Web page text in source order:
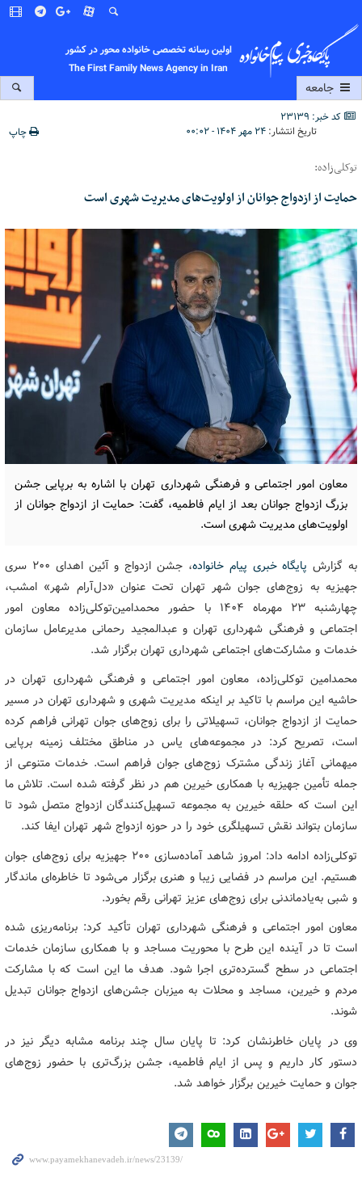
اولین رسانه تخصصی خانواده محور در کشور
The First Family News Agency in Iran
جامعه
کد خبر: 23139
تاریخ انتشار:۲۴ مهر ۱۴۰۴ - ۰۰:۰۲ چاپ
توکلی‌زاده:
حمایت از ازدواج جوانان از اولویت‌های مدیریت شهری است
معاون امور اجتماعی و فرهنگی شهرداری تهران با اشاره به برپایی جشن
بزرگ ازدواج جوانان بعد از ایام فاطمیه، گفت: حمایت از ازدواج جوانان از
اولویت‌های مدیریت شهری است.
به گزارش پایگاه خبری پیام خانواده
، جشن ازدواج و آئین اهدای ۲۰۰ سری
جهیزیه به زوج‌های جوان شهر تهران تحت عنوان «دل‌آرام شهر» امشب،
چهارشنبه ۲۳ مهرماه ۱۴۰۴ با حضور محمدامین‌توکلی‌زاده معاون امور
اجتماعی و فرهنگی شهرداری تهران و عبدالمجید رحمانی مدیرعامل سازمان
خدمات و مشارکت‌های اجتماعی شهرداری تهران برگزار شد.
محمدامین توکلی‌زاده، معاون امور اجتماعی و فرهنگی شهرداری تهران در
حاشیه این مراسم با تاکید بر اینکه مدیریت شهری و شهرداری تهران در مسیر
حمایت از ازدواج جوانان، تسهیلاتی را برای زوج‌های جوان تهرانی فراهم کرده
است، تصریح کرد: در مجموعه‌های یاس در مناطق مختلف زمینه برپایی
میهمانی آغاز زندگی مشترک زوج‌های جوان فراهم است. خدمات متنوعی از
جمله تأمین جهیزیه با همکاری خیرین هم در نظر گرفته شده است. تلاش ما
این است که حلقه خیرین به مجموعه تسهیل‌کنندگان ازدواج متصل شود تا
سازمان بتواند نقش تسهیلگری خود را در حوزه ازدواج شهر تهران ایفا کند.
توکلی‌زاده ادامه داد: امروز شاهد آماده‌سازی ۲۰۰ جهیزیه برای زوج‌های جوان
هستیم. این مراسم در فضایی زیبا و هنری برگزار می‌شود تا خاطره‌ای ماندگار
و شبی به‌یادماندنی برای زوج‌های عزیز تهرانی رقم بخورد.
معاون امور اجتماعی و فرهنگی شهرداری تهران تأکید کرد: برنامه‌ریزی شده
است تا در آینده این طرح با محوریت مساجد و با همکاری سازمان خدمات
اجتماعی در سطح گسترده‌تری اجرا شود. هدف ما این است که با مشارکت
مردم و خیرین، مساجد و محلات به میزبان جشن‌های ازدواج جوانان تبدیل
شوند.
وی در پایان خاطرنشان کرد: تا پایان سال چند برنامه مشابه دیگر نیز در
دستور کار داریم و پس از ایام فاطمیه، جشن بزرگ‌تری با حضور زوج‌های
جوان و حمایت خیرین برگزار خواهد شد.